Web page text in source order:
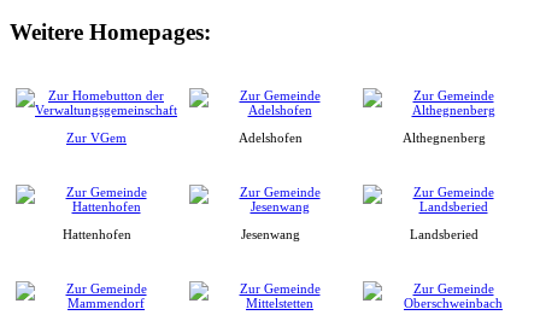
Weitere Homepages:
Zur VGem Adelshofen Althegnenberg
Hattenhofen Jesenwang Landsberied